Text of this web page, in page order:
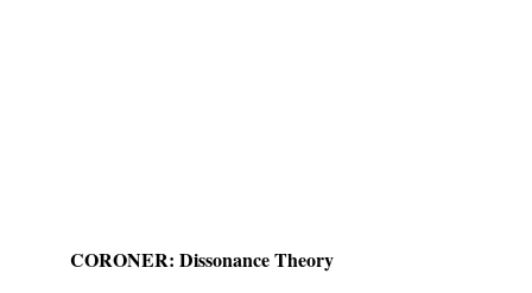
CORONER: Dissonance Theory